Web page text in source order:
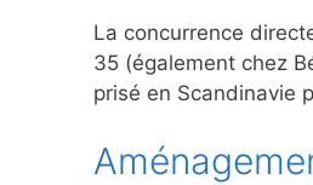
La concurrence
35 (également chez
prisé en Scandinavie